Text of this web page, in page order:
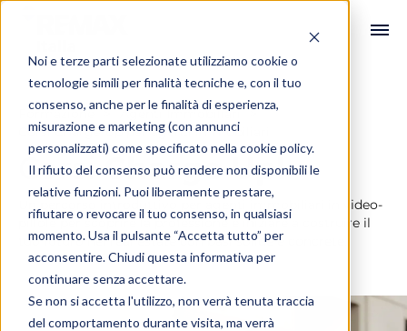
Noi e terze parti selezionate utilizziamo cookie o
tecnologie simili per finalità tecniche e, con il tuo
consenso, anche per le finalità di esperienza,
misurazione e marketing (con annunci
personalizzati) come specificato nella cookie policy.
Il rifiuto del consenso può rendere non disponibili le
relative funzioni. Puoi liberamente prestare,
rifiutare o revocare il tuo consenso, in qualsiasi
momento. Usa il pulsante “Accetta tutto” per
acconsentire. Chiudi questa informativa per
continuare senza accettare.
Se non si accetta l'utilizzo, non verrà tenuta traccia
del comportamento durante visita, ma verrà
Formazione
Agenti Immobiliari
Corsi Charge Up per agenti immobiliari
CorsiCharge Up!
Un percorso introduttivo per agenti immobiliari in video-
pillole per scoprire la professione e iniziare a costruire il
tuo futuro nel real estate con basi solide e concrete.